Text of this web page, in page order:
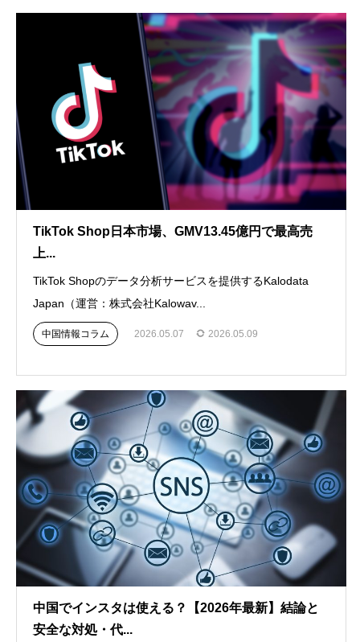
TikTok Shop日本市場、GMV13.45億円で最高売
上...
TikTok Shopのデータ分析サービスを提供するKalodata
Japan（運営：株式会社Kalowav...
中国情報コラム 2026.05.07 2026.05.09
中国でインスタは使える？【2026年最新】結論と
安全な対処・代...